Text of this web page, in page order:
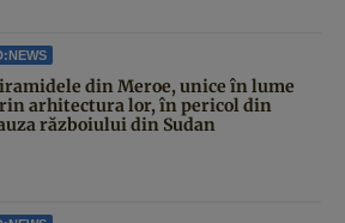
din Meroe, unice în lume
arhitectura lor, în pericol din
războiului din Sudan